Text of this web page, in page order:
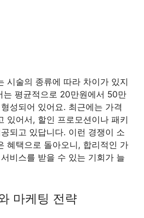
시술의 종류에 따라 차이가 있지
는 평균적으로 20만원에서 50만
성되어 있어요. 최근에는 가격
있어서, 할인 프로모션이나 패키
되고 있답니다. 이런 경쟁이 소
혜택으로 돌아오니, 합리적인 가
비스를 받을 수 있는 기회가 늘
마케팅 전략